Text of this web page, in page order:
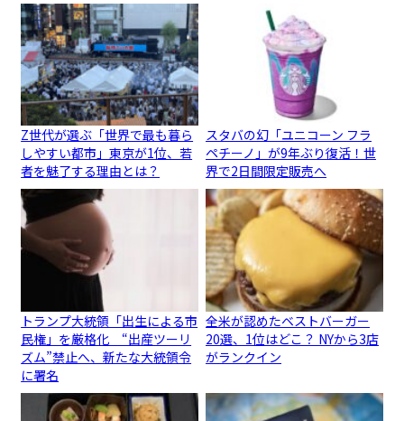
Z世代が選ぶ「世界で最も暮ら
しやすい都市」東京が1位、若
者を魅了する理由とは？
スタバの幻「ユニコーン フラ
ペチーノ」が9年ぶり復活！世
界で2日間限定販売へ
トランプ大統領「出生による市
民権」を厳格化 “出産ツーリ
ズム”禁止へ、新たな大統領令
に署名
全米が認めたベストバーガー
20選、1位はどこ？ NYから3店
がランクイン